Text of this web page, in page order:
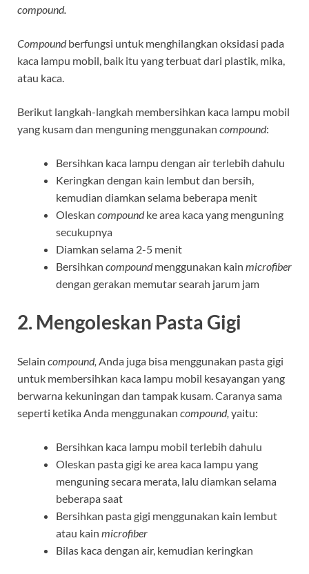
compound.
Compoundberfungsi untuk menghilangkan oksidasi pada
kaca lampu mobil, baik itu yang terbuat dari plastik, mika,
atau kaca.
Berikut langkah-langkah membersihkan kaca lampu mobil
yang kusam dan menguning menggunakan compound:
Bersihkan kaca lampu dengan air terlebih dahulu
Keringkan dengan kain lembut dan bersih,
kemudian diamkan selama beberapa menit
Oleskan compoundke area kaca yang menguning
secukupnya
Diamkan selama 2-5 menit
Bersihkan compoundmenggunakan kain microfiber
dengan gerakan memutar searah jarum jam
2. Mengoleskan Pasta Gigi
Selain compound, Anda juga bisa menggunakan pasta gigi
untuk membersihkan kaca lampu mobil kesayangan yang
berwarna kekuningan dan tampak kusam. Caranya sama
seperti ketika Anda menggunakan compound, yaitu:
Bersihkan kaca lampu mobil terlebih dahulu
Oleskan pasta gigi ke area kaca lampu yang
menguning secara merata, lalu diamkan selama
beberapa saat
Bersihkan pasta gigi menggunakan kain lembut
atau kain microfiber
Bilas kaca dengan air, kemudian keringkan